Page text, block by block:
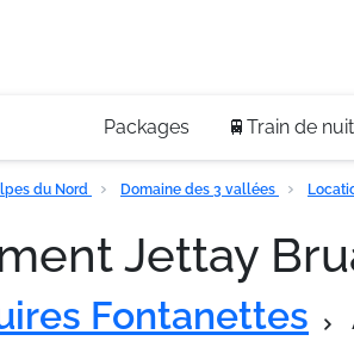
Packages 🚆Train de nuit
du Nord Domaine des 3 vallées
Jettay
Fontanettes